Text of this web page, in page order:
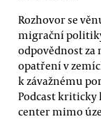
Rozhovor se
migrační
odpovědnost
opatření v
k závažnému
Podcast kriticky
center mimo